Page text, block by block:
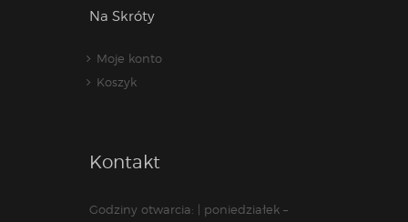
Na Skróty
Moje konto
Koszyk
Kontakt
Godziny otwarcia: | poniedziałek –